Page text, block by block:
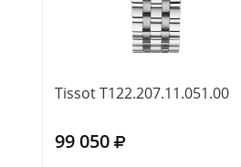
Tissot T122.207.11.051.00
99 050